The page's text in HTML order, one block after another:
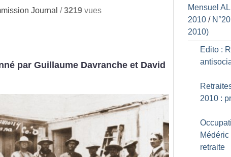
Journal /3219 vues
par Guillaume Davranche et David
Mensuel AL
2010 /
2010)
Edito :
2010 :
Médéric
retraite